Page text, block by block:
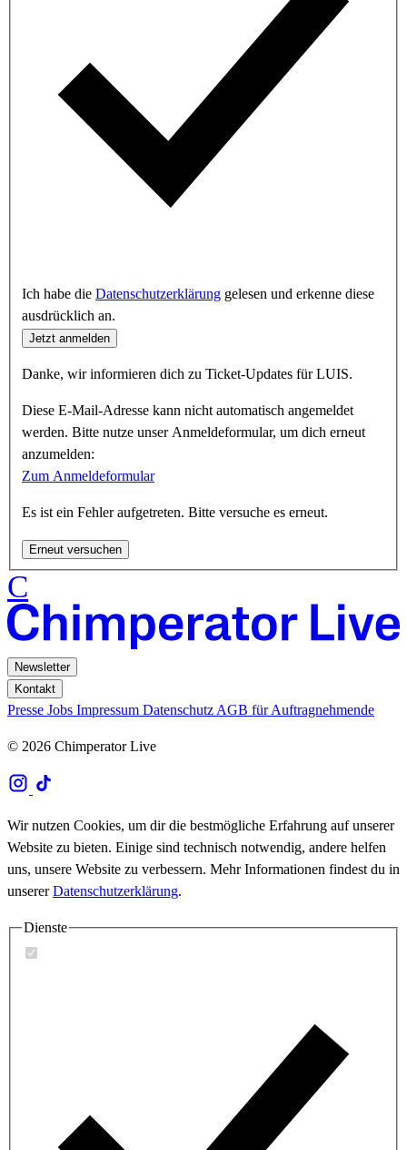
Ich habe die Datenschutzerklärung gelesen und erkenne diese
ausdrücklich an.
Jetzt anmelden
Danke, wir informieren dich zu Ticket-Updates für LUIS.
Diese E-Mail-Adresse kann nicht automatisch angemeldet
werden. Bitte nutze unser Anmeldeformular, um dich erneut
anzumelden:
Zum Anmeldeformular
Es ist ein Fehler aufgetreten. Bitte versuche es erneut.
Erneut versuchen
C
Newsletter
Kontakt
Presse Jobs Impressum Datenschutz AGB für Auftragnehmende
© 2026 Chimperator Live
Wir nutzen Cookies, um dir die bestmögliche Erfahrung auf unserer
Website zu bieten. Einige sind technisch notwendig, andere helfen
uns, unsere Website zu verbessern. Mehr Informationen findest du in
unsererDatenschutzerklärung.
Dienste